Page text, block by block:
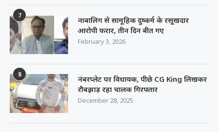
7
नाबालिग से सामूहिक दुष्कर्म के रसूखदार
आरोपी फरार, तीन दिन बीत गए
February 3, 2026
8
नंबरप्लेट पर विधायक, पीछे CG King लिखकर
रौबझाड़ रहा चालक गिरफ्तार
December 28, 2025